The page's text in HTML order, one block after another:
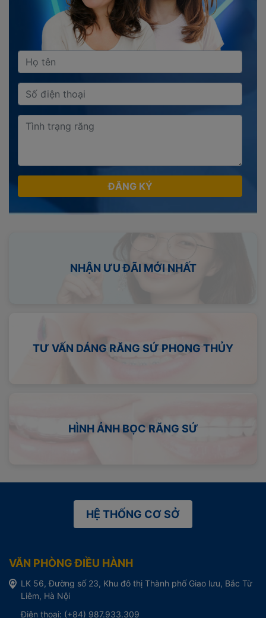
ĐĂNG KÝ
NHẬN ƯU ĐÃI MỚI NHẤT
TƯ VẤN DÁNG RĂNG SỨ PHONG THỦY
HÌNH ẢNH BỌC RĂNG SỨ
HỆ THỐNG CƠ SỞ
VĂN PHÒNG ĐIỀU HÀNH
LK 56, Đường số 23, Khu đô thị Thành phố Giao lưu, Bắc Từ
Liêm, Hà Nội
Điện thoại: (+84) 987.933.309